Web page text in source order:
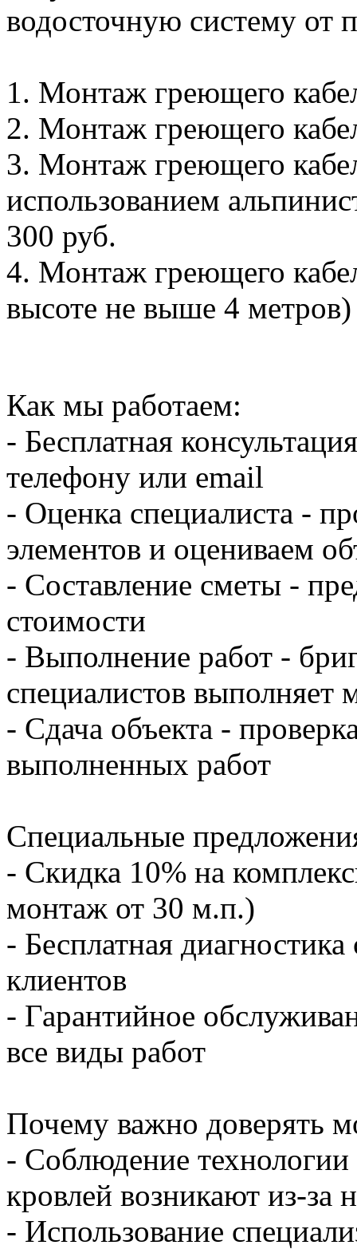
водосточную систему от
1. Монтаж греющего
2. Монтаж греющего
3. Монтаж греющего
использованием
300 руб.
4. Монтаж греющего
высоте не выше 4
Как мы работаем:
- Бесплатная
телефону или email
- Оценка специалиста -
элементов и оцениваем
- Составление сметы -
стоимости
- Выполнение работ -
специалистов выполняет
- Сдача объекта -
выполненных работ
Специальные
- Скидка 10% на
монтаж от 30 м.п.)
- Бесплатная
клиентов
- Гарантийное
все виды работ
Почему важно доверять
- Соблюдение
кровлей возникают из-за
- Использование